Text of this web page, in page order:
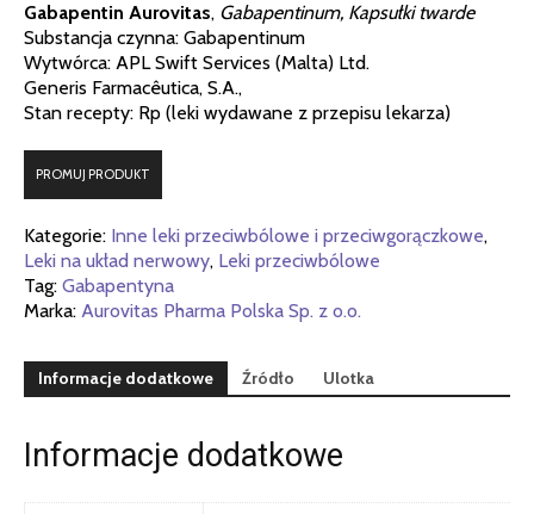
Gabapentin Aurovitas, Gabapentinum, Kapsułki twarde
Substancja czynna: Gabapentinum
Wytwórca: APL Swift Services (Malta) Ltd.
Generis Farmacêutica, S.A.,
Stan recepty: Rp (leki wydawane z przepisu lekarza)
PROMUJ PRODUKT
Kategorie: Inne leki przeciwbólowe i przeciwgorączkowe,
Leki na układ nerwowy, Leki przeciwbólowe
Tag: Gabapentyna
Marka: Aurovitas Pharma Polska Sp. z o.o.
Informacje dodatkowe Źródło Ulotka
Informacje dodatkowe